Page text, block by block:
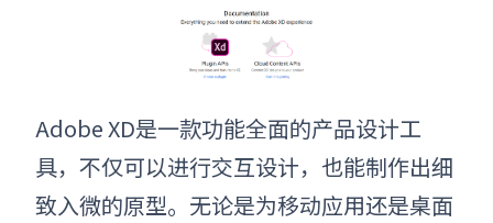
Adobe XD是一款功能全面的产品设计工
具，不仅可以进行交互设计，也能制作出细
致入微的原型。无论是为移动应用还是桌面